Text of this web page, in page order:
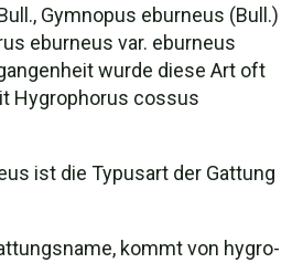
Gymnopus eburneus (Bull.)
eburneus var. eburneus
wurde diese Art oft
Hygrophorus cossus
ist die Typusart der Gattung
kommt von hygro-